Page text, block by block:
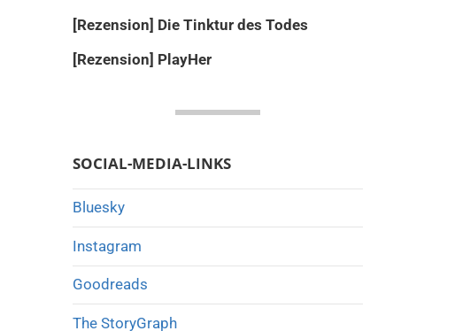
[Rezension] Die Tinktur des Todes
[Rezension] PlayHer
SOCIAL-MEDIA-LINKS
Bluesky
Instagram
Goodreads
The StoryGraph